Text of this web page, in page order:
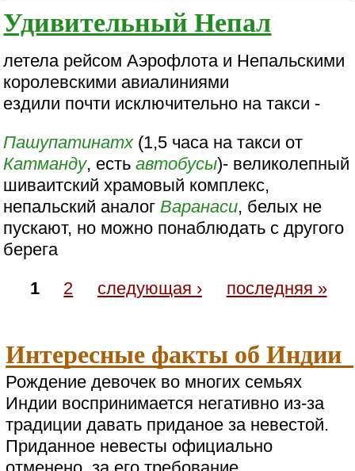
Удивительный Непал
летела рейсом Аэрофлота и Непальскими
королевскими авиалиниями
ездили почти исключительно на такси -
Пашупатинатх(1,5 часа на такси от
Катманду, естьавтобусы)- великолепный
шиваитский храмовый комплекс,
непальский аналогВаранаси, белых не
пускают, но можно понаблюдать с другого
берега
1
2 следующая › последняя »
Интересные факты об Индии
Рождение девочек во многих семьях
Индии воспринимается негативно из-за
традиции давать приданое за невестой.
Приданное невесты официально